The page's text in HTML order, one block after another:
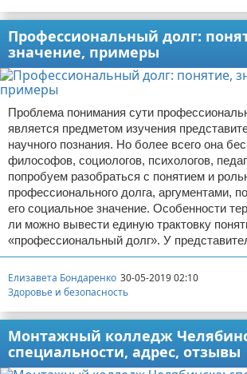
Профессиональный долг:
значение, примеры
Проблема понимания сути
является предметом изучения
научного познания. Но более всего она
философов, социологов, психологов,
попробуем разобраться с понятием и
профессионального долга, аргументами,
его социальное значение. Особенности
ли можно вывести единую трактовку
«профессиональный долг». У
Елизавета Бондаренко 30-05-2019 02:10
Здоровье и безопасность
Монтажный колледж
специальности, адрес, отзывы